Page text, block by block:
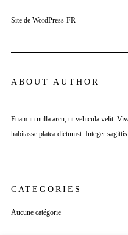
Site de WordPress-FR
ABOUT AUTHOR
Etiam in nulla arcu, ut vehicula velit.
habitasse platea dictumst. Integer
CATEGORIES
Aucune catégorie